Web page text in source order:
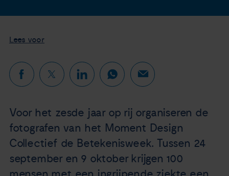
Nieuws
Agenda
Thymuskankers
Steun ons
Lees voor
Voor het zesde jaar op rij organiseren de
fotografen van het Moment Design
Collectief de Betekenisweek. Tussen 24
september en 9 oktober krijgen 100